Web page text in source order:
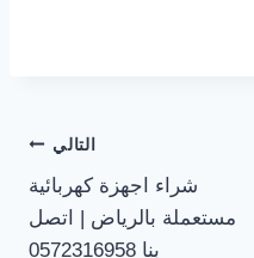
التالي
شراء اجهزة كهربائية
مستعملة بالرياض | اتصل
بنا 0572316958